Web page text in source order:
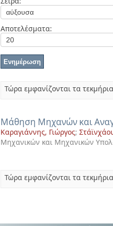
Αποτελέσματα:
Τώρα εμφανίζονται τα
Μάθηση Μηχανών και
Καραγιάννης, Γιώργος;
Μηχανικών και Μηχανικών
Τώρα εμφανίζονται τα